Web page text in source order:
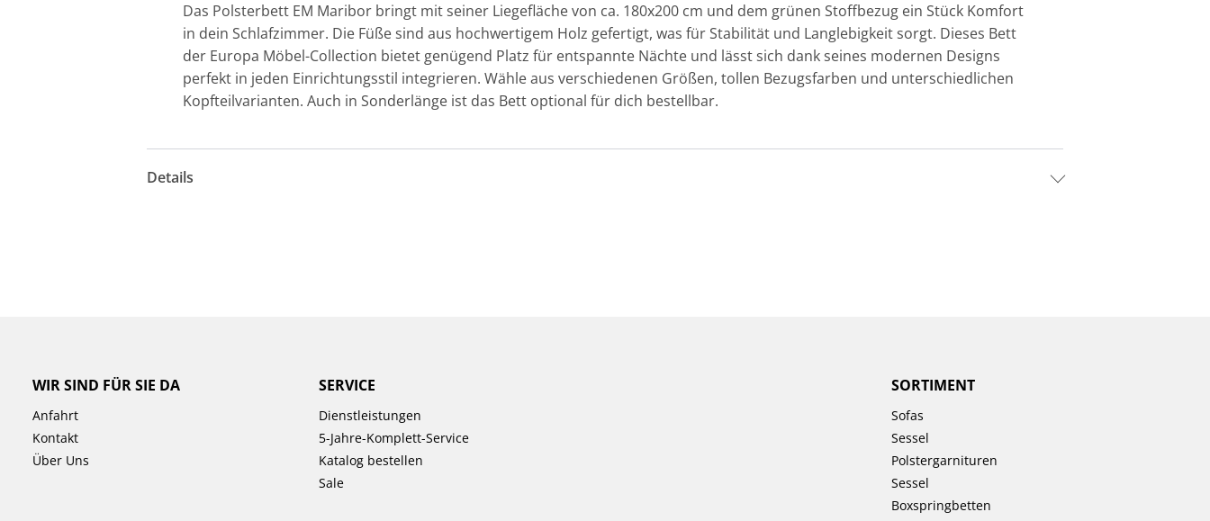
Das Polsterbett EM Maribor bringt mit seiner Liegefläche von ca. 180x200 cm und dem grünen Stoffbezug ein Stück Komfort
in dein Schlafzimmer. Die Füße sind aus hochwertigem Holz gefertigt, was für Stabilität und Langlebigkeit sorgt. Dieses Bett
der Europa Möbel-Collection bietet genügend Platz für entspannte Nächte und lässt sich dank seines modernen Designs
perfekt in jeden Einrichtungsstil integrieren. Wähle aus verschiedenen Größen, tollen Bezugsfarben und unterschiedlichen
Kopfteilvarianten. Auch in Sonderlänge ist das Bett optional für dich bestellbar.
Details
WIR SIND FÜR SIE DA
Anfahrt
Kontakt
Über Uns
SERVICE
Dienstleistungen
5-Jahre-Komplett-Service
Katalog bestellen
Sale
SORTIMENT
Sofas
Sessel
Polstergarnituren
Sessel
Boxspringbetten